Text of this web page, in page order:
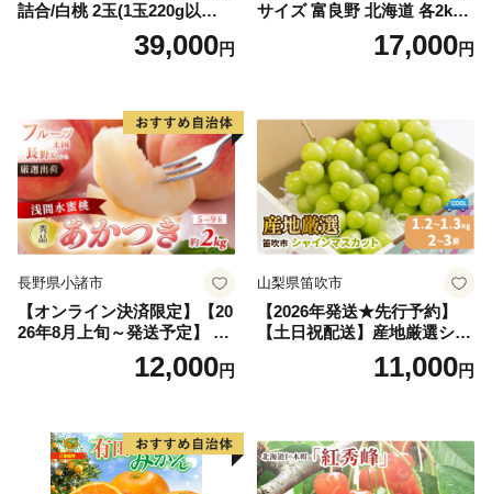
詰合/白桃 2玉(1玉220g以
上)・シャインマスカット 晴
39,000円
サイズ 富良野 北海道 各2kg
～2.6kg 2玉 セット ファーム
富良野 メロン めろん 果物 く
17,000円
長野県小諸市
【オンライン決済限定】【20
26年8月上旬～発送予定】 先
行予約 「浅間水蜜桃プレミ
アム」 もも あかつき 秀品 約
果肉 長野県産 小諸市
12,000円
山梨県笛吹市
【2026年発送★先行予約】
【土日祝配送】産地厳選シャ
インマスカット1.2kg～1.3kg
（2房～3房）※沖縄・離島配
笛吹市 山梨県 フルーツ 果物
ぶどう 葡萄 大粒 シャインマ
スカット おすすめ シャイン
11,000円